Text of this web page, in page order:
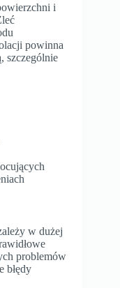
i
powinna
szczególnie
w dużej
problemów
błędy